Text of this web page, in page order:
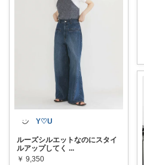
Y♡U
ルーズシルエットなのにスタイ
ルアップしてく ...
￥ 9,350